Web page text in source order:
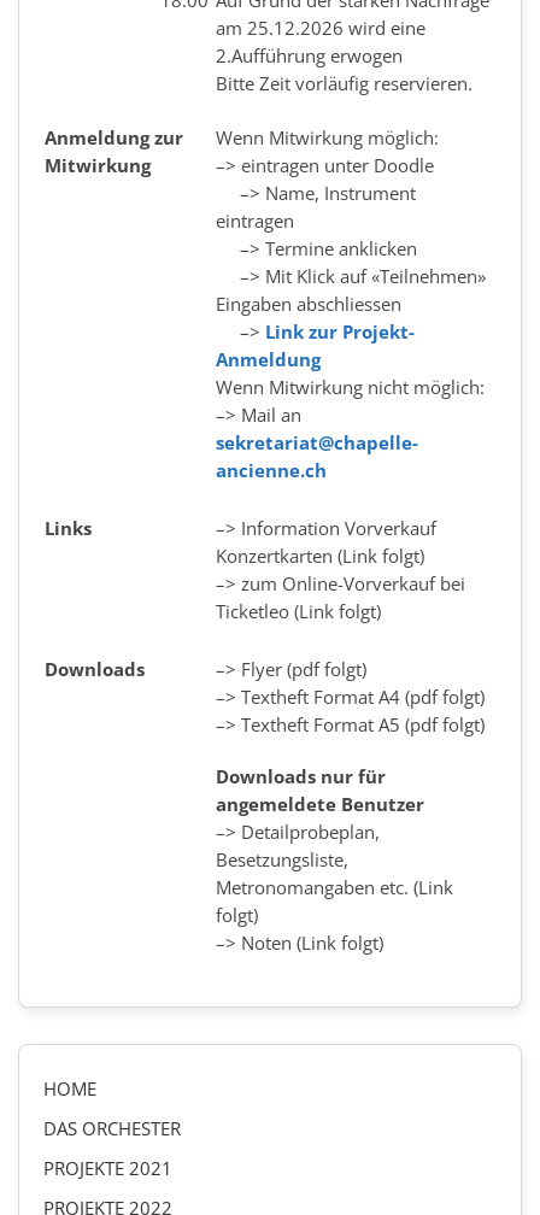
am 25.12.2026 wird eine
2.Aufführung erwogen
Bitte Zeit vorläufig reservieren.
Anmeldung zur
Mitwirkung
Wenn Mitwirkung möglich:
–> eintragen unter Doodle
–> Name, Instrument
eintragen
–> Termine anklicken
–> Mit Klick auf «Teilnehmen»
Eingaben abschliessen
–> Link zur Projekt-
Anmeldung
Wenn Mitwirkung nicht möglich:
–> Mail an
sekretariat@chapelle-
ancienne.ch
Links
–> Information Vorverkauf
Konzertkarten (Link folgt)
–> zum Online-Vorverkauf bei
Ticketleo (Link folgt)
Downloads
–> Flyer (pdf folgt)
–> Textheft Format A4 (pdf folgt)
–> Textheft Format A5 (pdf folgt)
Downloads nur für
angemeldete Benutzer
–> Detailprobeplan,
Besetzungsliste,
Metronomangaben etc. (Link
folgt)
–> Noten (Link folgt)
HOME
DAS ORCHESTER
PROJEKTE 2021
PROJEKTE 2022